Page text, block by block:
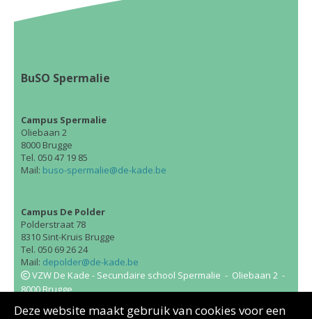
Deze website maakt gebruik van cookies voor een
BuSO Spermalie
Campus Spermalie
Oliebaan 2
8000 Brugge
Tel. 050 47 19 85
Mail: buso-spermalie@de-kade.be
Campus De Polder
Polderstraat 78
8310 Sint-Kruis Brugge
Tel. 050 69 26 24
Mail: depolder@de-kade.be
VZW De Kade - Secundaire school Spermalie - Oliebaan 2 -
8000 Brugge